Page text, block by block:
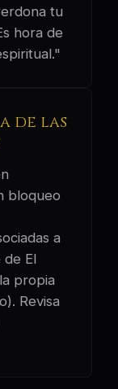
tu
hora de
de las
bloqueo
a
de El
propia
Revisa